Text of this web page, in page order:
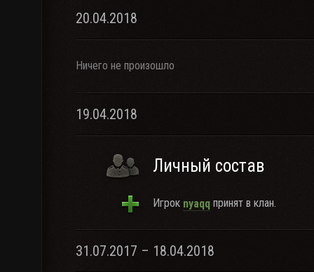
20.04.2018
Ничего не произошло
19.04.2018
Личный состав
Игрок nyaqq принят в клан.
31.07.2017 – 18.04.2018